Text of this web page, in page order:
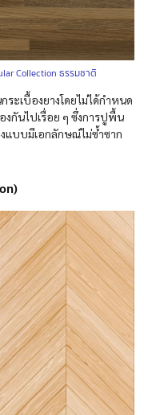
Collection ธรรมชาติ
ะเบื้องยางโดยไม่ได้กำหนด
กันไปเรื่อย ๆ ซึ่งการปูพื้น
บบมีเอกลักษณ์ไม่ซ้ำซาก